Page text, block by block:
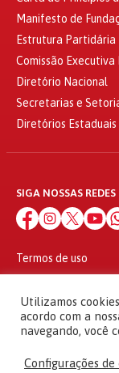
Manifesto de
Estrutura Partidária
Comissão Executiva
Diretório Nacional
Secretarias e
Diretórios Estaduais
SIGA NOSSAS REDES
Termos de uso
© 2010 - 2026
Partido dos
Utilizamos
acordo com a
navegando, você
Configurações de